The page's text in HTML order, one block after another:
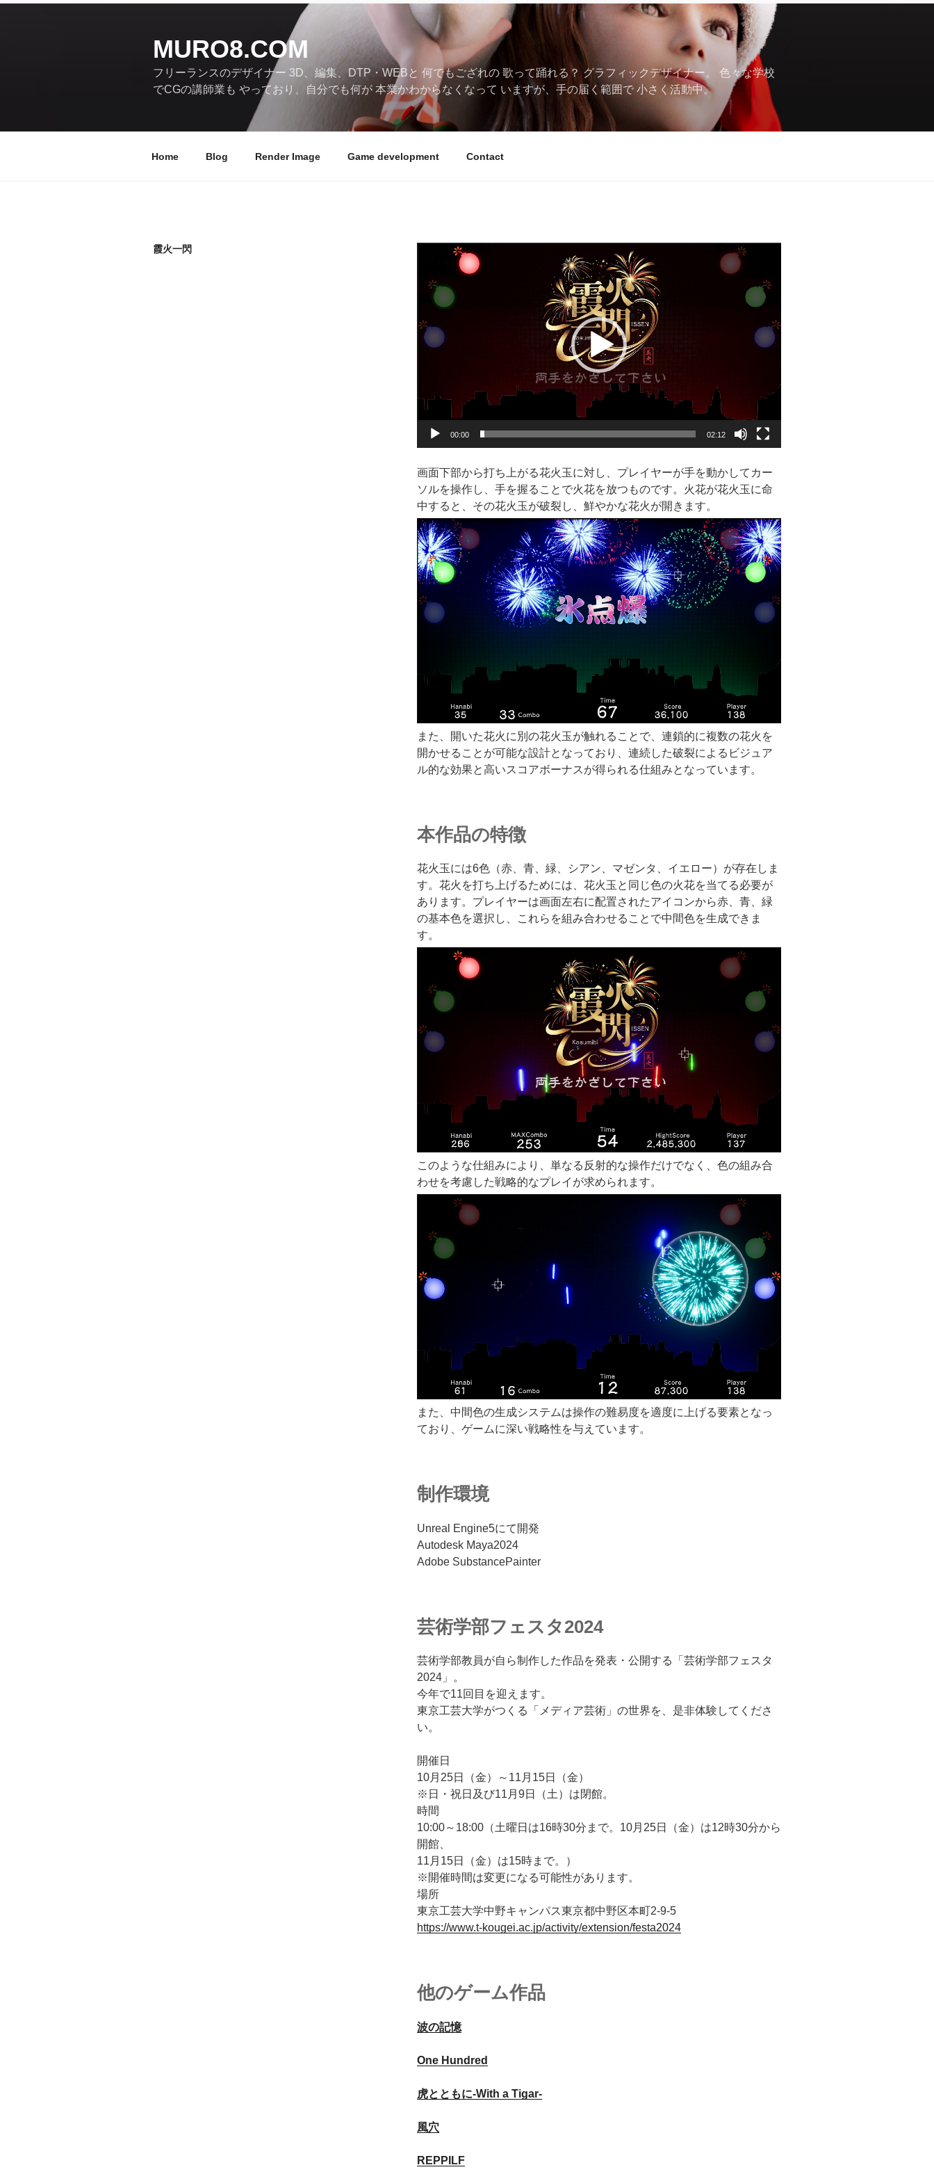
コ
MURO8.COM
フリーランスのデザイナー 3D、編集、DTP・WEBと 何でもござれの 歌って踊れる？ グラフィックデザイナー。 色々な学校
でCGの講師業も やっており、自分でも何が 本業かわからなくなって いますが、手の届く範囲で 小さく活動中。
Home Blog Render Image Game development Contact
霞火一閃
ヤ
ー
00:00 02:12
画面下部から打ち上がる花火玉に対し、プレイヤーが手を動かしてカー
ソルを操作し、手を握ることで火花を放つものです。火花が花火玉に命
中すると、その花火玉が破裂し、鮮やかな花火が開きます。
また、開いた花火に別の花火玉が触れることで、連鎖的に複数の花火を
開かせることが可能な設計となっており、連続した破裂によるビジュア
ル的な効果と高いスコアボーナスが得られる仕組みとなっています。
本作品の特徴
花火玉には6色（赤、青、緑、シアン、マゼンタ、イエロー）が存在しま
す。花火を打ち上げるためには、花火玉と同じ色の火花を当てる必要が
あります。プレイヤーは画面左右に配置されたアイコンから赤、青、緑
の基本色を選択し、これらを組み合わせることで中間色を生成できま
す。
このような仕組みにより、単なる反射的な操作だけでなく、色の組み合
わせを考慮した戦略的なプレイが求められます。
また、中間色の生成システムは操作の難易度を適度に上げる要素となっ
ており、ゲームに深い戦略性を与えています。
制作環境
Unreal Engine5にて開発
Autodesk Maya2024
Adobe SubstancePainter
芸術学部フェスタ2024
芸術学部教員が自ら制作した作品を発表・公開する「芸術学部フェスタ
2024」。
今年で11回目を迎えます。
東京工芸大学がつくる「メディア芸術」の世界を、是非体験してくださ
い。
開催日
10月25日（金）～11月15日（金）
※日・祝日及び11月9日（土）は閉館。
時間
10:00～18:00（土曜日は16時30分まで。10月25日（金）は12時30分から
開館、
11月15日（金）は15時まで。）
※開催時間は変更になる可能性があります。
場所
東京工芸大学中野キャンパス東京都中野区本町2-9-5
https://www.t-kougei.ac.jp/activity/extension/festa2024
他のゲーム作品
波の記憶
One Hundred
虎とともに-With a Tigar-
風穴
REPPILF